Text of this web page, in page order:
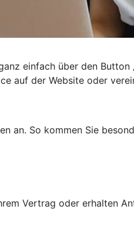
einfach über den
auf der Website oder
an. So kommen Sie
Vertrag oder erhalten